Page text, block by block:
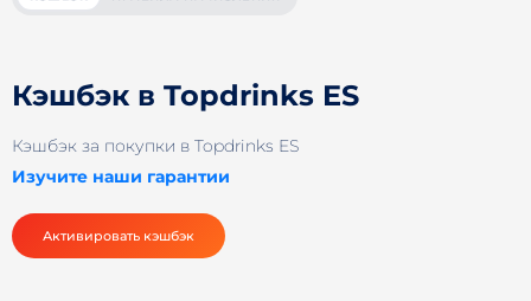
Кэшбэк в Topdrinks ES
Кэшбэк за покупки в Topdrinks ES
Изучите наши гарантии
Активировать кэшбэк